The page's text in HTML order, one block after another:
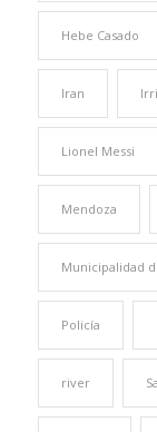
Hebe Casado
Iran
Lionel Messi
Mendoza
Municipalidad
Policía
river